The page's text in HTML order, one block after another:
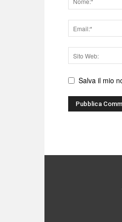
Email
Sito
web
Salva il mio